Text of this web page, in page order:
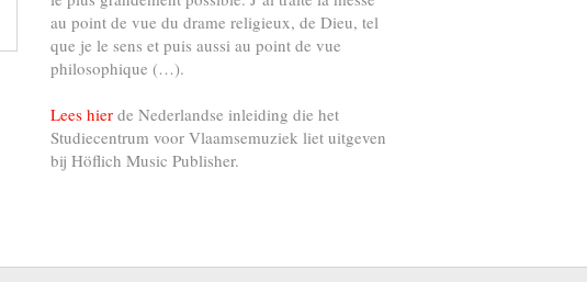
au point de vue du drame religieux, de Dieu, tel
que je le sens et puis aussi au point de vue
philosophique (…).
Lees hier de Nederlandse inleiding die het
Studiecentrum voor Vlaamsemuziek liet uitgeven
bij Höflich Music Publisher.